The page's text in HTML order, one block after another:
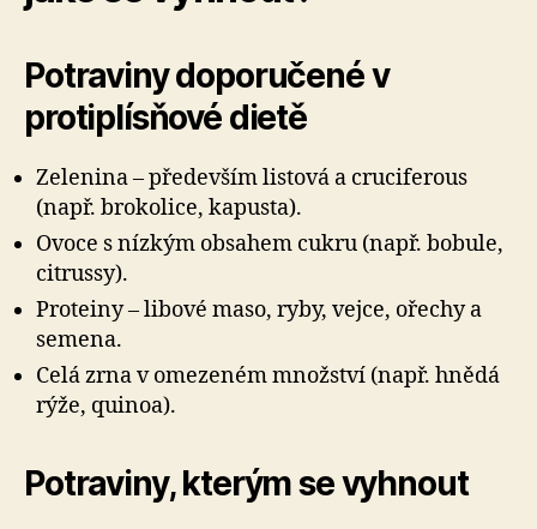
Potraviny doporučené v
protiplísňové dietě
Zelenina – především listová a cruciferous
(např. brokolice, kapusta).
Ovoce s nízkým obsahem cukru (např. bobule,
citrussy).
Proteiny – libové maso, ryby, vejce, ořechy a
semena.
Celá zrna v omezeném množství (např. hnědá
rýže, quinoa).
Potraviny, kterým se vyhnout